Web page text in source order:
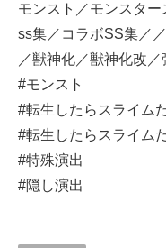
モンスト／モンスタ
ss集／コラボSS集／
／獣神化／獣神化改／
#モンスト
#転生したらスライム
#転生したらスライム
#特殊演出
#隠し演出